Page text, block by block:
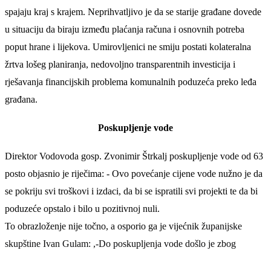
spajaju kraj s krajem. Neprihvatljivo je da se starije građane dovede
u situaciju da biraju između plaćanja računa i osnovnih potreba
poput hrane i lijekova. Umirovljenici ne smiju postati kolateralna
žrtva lošeg planiranja, nedovoljno transparentnih investicija i
rješavanja financijskih problema komunalnih poduzeća preko leđa
građana.
Poskupljenje vode
Direktor Vodovoda gosp. Zvonimir Štrkalj poskupljenje vode od 63
postoobjasnio je riječima: - Ovo povećanje cijene vode nužno je da
se pokriju svi troškovi i izdaci, da bi seispratili svi projekti te da bi
poduzeće opstaloi bilou pozitivnoj nuli.
To obrazloženje nije točno, a osporio ga je vijećnik županijske
skupštine Ivan Gulam: ,-Do poskupljenja vodedošlo je zbog